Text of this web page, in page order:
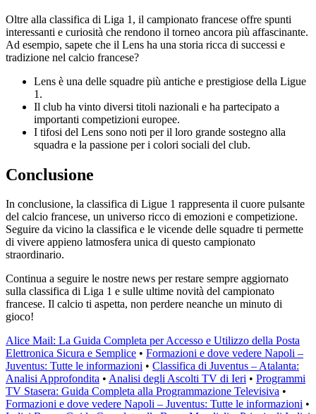
Oltre alla classifica di Liga 1, il campionato francese offre spunti
interessanti e curiosità che rendono il torneo ancora più affascinante.
Ad esempio, sapete che il Lens ha una storia ricca di successi e
tradizione nel calcio francese?
Lens è una delle squadre più antiche e prestigiose della Ligue
1.
Il club ha vinto diversi titoli nazionali e ha partecipato a
importanti competizioni europee.
I tifosi del Lens sono noti per il loro grande sostegno alla
squadra e la passione per i colori sociali del club.
Conclusione
In conclusione, la classifica di Ligue 1 rappresenta il cuore pulsante
del calcio francese, un universo ricco di emozioni e competizione.
Seguire da vicino la classifica e le vicende delle squadre ti permette
di vivere appieno latmosfera unica di questo campionato
straordinario.
Continua a seguire le nostre news per restare sempre aggiornato
sulla classifica di Liga 1 e sulle ultime novità del campionato
francese. Il calcio ti aspetta, non perdere neanche un minuto di
gioco!
Alice Mail: La Guida Completa per Accesso e Utilizzo della Posta
Elettronica Sicura e Semplice • Formazioni e dove vedere Napoli –
Juventus: Tutte le informazioni • Classifica di Juventus – Atalanta:
Analisi Approfondita • Analisi degli Ascolti TV di Ieri • Programmi
TV Stasera: Guida Completa alla Programmazione Televisiva •
Formazioni e dove vedere Napoli – Juventus: Tutte le informazioni •